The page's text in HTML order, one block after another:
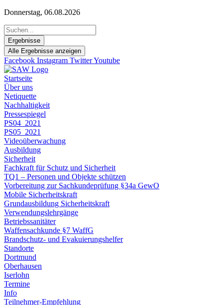
Zum
springen
Donnerstag, 06.08.2026
Search
...Ergebnisse
Alle Ergebnisse anzeigen
Facebook Instagram TwitterYoutube
Startseite
Über uns
Netiquette
Nachhaltigkeit
Pressespiegel
PS04_2021
PS05_2021
Videoüberwachung
Ausbildung
Sicherheit
Fachkraft für Schutz und Sicherheit
TQ1 – Personen und Objekte schützen
Vorbereitung zur Sachkundeprüfung §34a GewO
Mobile Sicherheitskraft
Grundausbildung Sicherheitskraft
Verwendungslehrgänge
Betriebssanitäter
Waffensachkunde §7 WaffG
Brandschutz- und Evakuierungshelfer
Standorte
Dortmund
Oberhausen
Iserlohn
Termine
Info
Teilnehmer-Empfehlung